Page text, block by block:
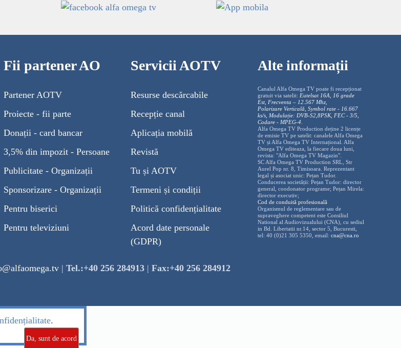
Fii partener AO
Partener AOTV
Proiecte - fii parte
Donații - card bancar
3,5% din impozit - Persoane
Publicitate - Organizații
Sponsorizare - Organizații
Pentru biserici
Pentru televiziuni
Servicii AOTV
Resurse descărcabile
Recepție canal
Aplicația mobilă
Revistă
Tu și AOTV
Termeni și condiții
Politică confidențialitate
Acord date personale
(GDPR)
Alte informații
Canalul Alfa Omega TV poate fi recepționat
gratuit via satelit: Eutelsat 16A, 16 grade
Est, Frecventa – 12.567 Mhz,
Polarizare Verticală, Symbol rate - 16.667
ks/s, Modulație: DVB-S2,8PSK, FEC - 3/5,
Codare - MPEG-4
Alfa Omega TV Production deține 2 licențe
de emisie TV pe satelit: canalele Alfa Omega
TV și Alfa Omega TV Internațional. Alfa
Omega TV editeaza, la fiecare doua luni,
revista: "Alfa Omega TV Magazin".
SC Alfa Omega TV Production SRL, Str
Aurel Pop nr. 8, Timisoara. Reprezentant
legal și asociat unic: Pețan Tudor.
Conducerea societății: Pețan Tudor: director
general, coodonator programe; Pețan Mirela:
director executiv;
Cod de conduită profesională
Organismul de reglementare sau de
supraveghere competent este Consiliul
National al Audiovizualului (CNA), cu sediul
in Bd. Libertatii nr.14, sector 5, Bucuresti,
tel: 40 (0)21 305 5350, email: cna@cna.ro
| Tel.:+40 256 284913| Fax:+40 256 284912
.
Da, sunt de acord